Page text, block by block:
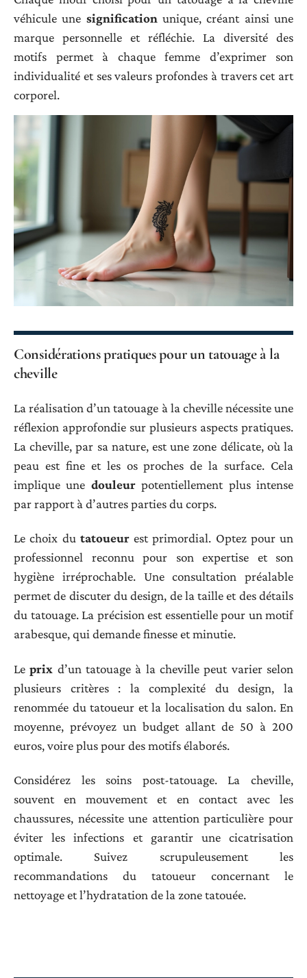
véhicule une signification unique, créant ainsi une
marque personnelle et réfléchie. La diversité des
motifs permet à chaque femme d’exprimer son
individualité et ses valeurs profondes à travers cet art
corporel.
Considérations pratiques pour un tatouage à la
cheville
La réalisation d’un tatouage à la cheville nécessite une
réflexion approfondie sur plusieurs aspects pratiques.
La cheville, par sa nature, est une zone délicate, où la
peau est fine et les os proches de la surface. Cela
implique une douleurpotentiellement plus intense
par rapport à d’autres parties du corps.
Le choix du tatoueurest primordial. Optez pour un
professionnel reconnu pour son expertise et son
hygiène irréprochable. Une consultation préalable
permet de discuter du design, de la taille et des détails
du tatouage. La précision est essentielle pour un motif
arabesque, qui demande finesse et minutie.
Leprix d’un tatouage à la cheville peut varier selon
plusieurs critères : la complexité du design, la
renommée du tatoueur et la localisation du salon. En
moyenne, prévoyez un budget allant de 50 à 200
euros, voire plus pour des motifs élaborés.
Considérez les soins post-tatouage. La cheville,
souvent en mouvement et en contact avec les
chaussures, nécessite une attention particulière pour
éviter les infections et garantir une cicatrisation
optimale. Suivez scrupuleusement les
recommandations du tatoueur concernant le
nettoyage et l’hydratation de la zone tatouée.